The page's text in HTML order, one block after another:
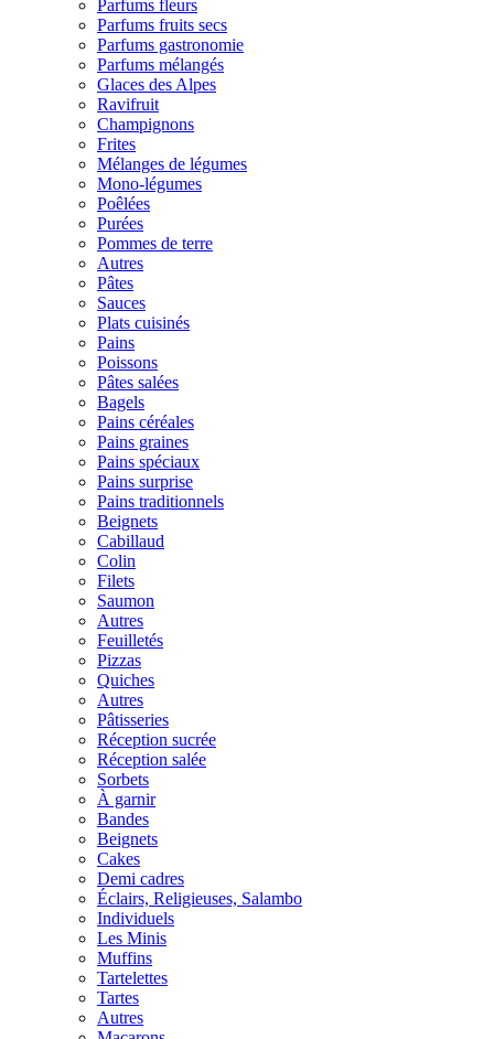
Parfums fleurs
Parfums fruits secs
Parfums gastronomie
Parfums mélangés
Glaces des Alpes
Ravifruit
Champignons
Frites
Mélanges de légumes
Mono-légumes
Poêlées
Purées
Pommes de terre
Autres
Pâtes
Sauces
Plats cuisinés
Pains
Poissons
Pâtes salées
Bagels
Pains céréales
Pains graines
Pains spéciaux
Pains surprise
Pains traditionnels
Beignets
Cabillaud
Colin
Filets
Saumon
Autres
Feuilletés
Pizzas
Quiches
Autres
Pâtisseries
Réception sucrée
Réception salée
Sorbets
À garnir
Bandes
Beignets
Cakes
Demi cadres
Éclairs, Religieuses, Salambo
Individuels
Les Minis
Muffins
Tartelettes
Tartes
Autres